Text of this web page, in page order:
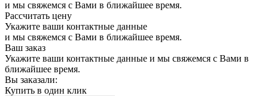
и мы свяжемся с Вами в ближайшее время.
Рассчитать цену
Укажите ваши контактные данные
и мы свяжемся с Вами в ближайшее время.
Ваш заказ
Укажите ваши контактные данные и мы свяжемся с Вами в
ближайшее время.
Вы заказали:
Купить в один клик